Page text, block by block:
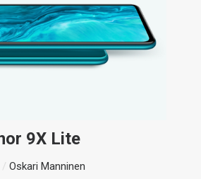
9X Lite
/Oskari Manninen